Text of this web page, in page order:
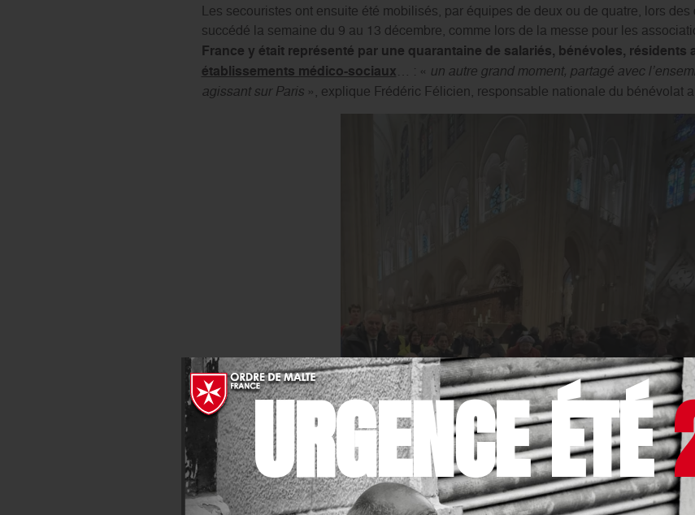
Les secouristes ont ensuite été mobilisés, par équipes de deux ou de quatre, lors
succédé la semaine du 9 au 13 décembre, comme lors de la messe pour les
France y était représenté par une quarantaine de salariés, bénévoles, résidents
établissements médico-sociaux… : « un autre grand moment, partagé avec
agissant sur Paris», explique Frédéric Félicien, responsable nationale du bénévolat
URGENCE ÉTÉ